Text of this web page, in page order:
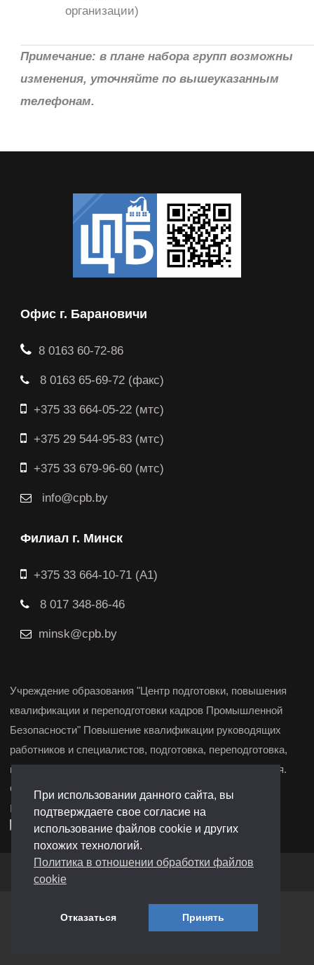
организации)
Примечание: в плане набора групп возможны
изменения, уточняйте по вышеуказанным
телефонам.
Офис г. Барановичи
8 0163 60-72-86
8 0163 65-69-72 (факс)
+375 33 664-05-22 (мтс)
+375 29 544-95-83 (мтс)
+375 33 679-96-60 (мтс)
info@cpb.by
Филиал г. Минск
+375 33 664-10-71 (A1)
8 017 348-86-46
minsk@cpb.by
Учреждение образования "Центр подготовки, повышения
квалификации и переподготовки кадров Промышленной
Безопасности" Повышение квалификации руководящих
работников и специалистов, подготовка, переподготовка,
повышение квалификации и курсы целевого назначения.
Свидетельство о государственной регистрации
№291361972 от 19.12.2022 г. Барановичи, Минск.
Создание сайтов
При использовании данного сайта, вы
подтверждаете свое согласие на
использование файлов cookie и других
похожих технологий.
Политика в отношении обработки файлов
cookie
Отказаться Принять